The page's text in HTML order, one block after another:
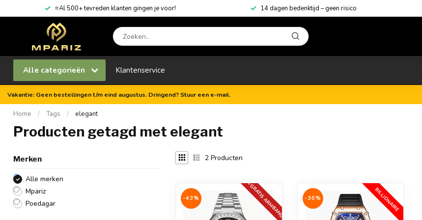
⭐Al 500+ tevreden klanten gingen je voor! 14 dagen bedenktijd – geen risico
Alle categorieën Klantenservice
Vakantie: Geen bestellingen t/m eind augustus. Dringend? Stuur een e-mail.
Home / Tags / elegant
Producten getagd met elegant
Merken
Alle merken
Mpariz
Poedagar
2 Producten
+GRATIS ARMBAND
-43% BILLIONAIRE
-30%